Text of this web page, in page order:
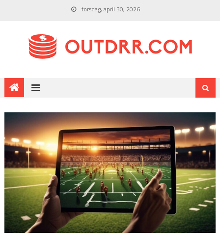
torsdag, april 30, 2026